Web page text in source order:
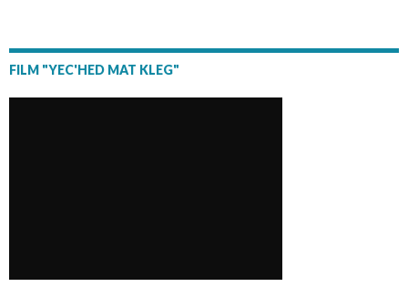
FILM "YEC'HED MAT KLEG"